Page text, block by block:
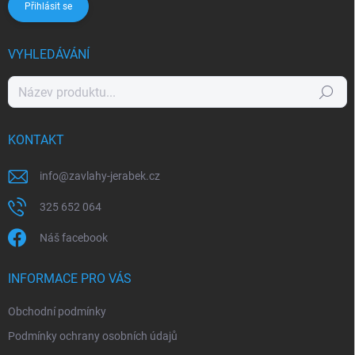
Přihlásit se
VYHLEDÁVÁNÍ
Hledat
KONTAKT
info@zavlahy-jerabek.cz
325 652 064
Náš facebook
INFORMACE PRO VÁS
Obchodní podmínky
Podmínky ochrany osobních údajů